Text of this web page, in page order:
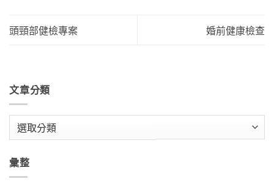
文章分類
類
彙整
頭頸部健檢專案 婚前健康檢查